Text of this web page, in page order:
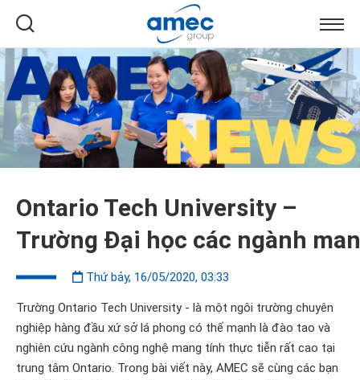
Ontario Tech University –
Trường Đại học các ngành
Thứ bảy, 16/05/2020, 03:33
Trường Ontario Tech University - là một ngôi trường chuyên
nghiệp hàng đầu xứ sở lá phong có thế mạnh là đào tao và
nghiên cứu ngành công nghệ mang tính thực tiễn rất cao tại
trung tâm Ontario. Trong bài viết này, AMEC sẽ cùng các bạn